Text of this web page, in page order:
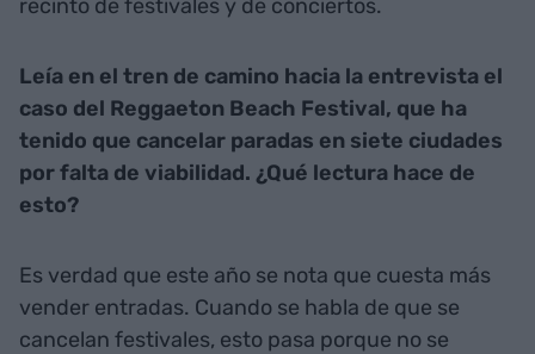
recinto de festivales y de conciertos.
Leía en el tren de camino hacia la entrevista el
caso del Reggaeton Beach Festival, que ha
tenido que cancelar paradas en siete ciudades
por falta de viabilidad. ¿Qué lectura hace de
esto?
Es verdad que este año se nota que cuesta más
vender entradas. Cuando se habla de que se
cancelan festivales, esto pasa porque no se